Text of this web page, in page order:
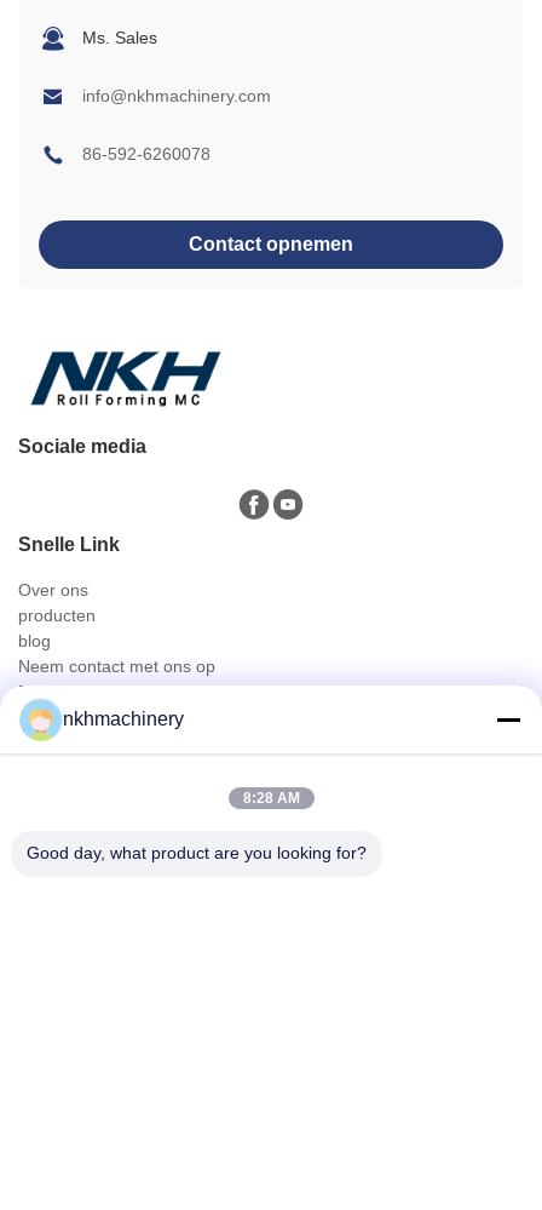
Ms. Sales
info@nkhmachinery.com
86-592-6260078
Contact opnemen
Sociale media
Snelle Link
Over ons
producten
blog
Neem contact met ons op
Producten
Dakpaneel rolvormen machine
Vloer dek rolvormen machine
bevindend naadbroodje dat machine vormt
gording rolvormen machine
nkhmachinery
8:28 AM
Good day, what product are you looking for?